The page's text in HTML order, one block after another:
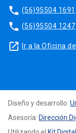
phone (56)95504 1691
phone (56)95504 1247
launch Ir a la Oficina
Diseño y desarrollo:
Asesoría: Dirección